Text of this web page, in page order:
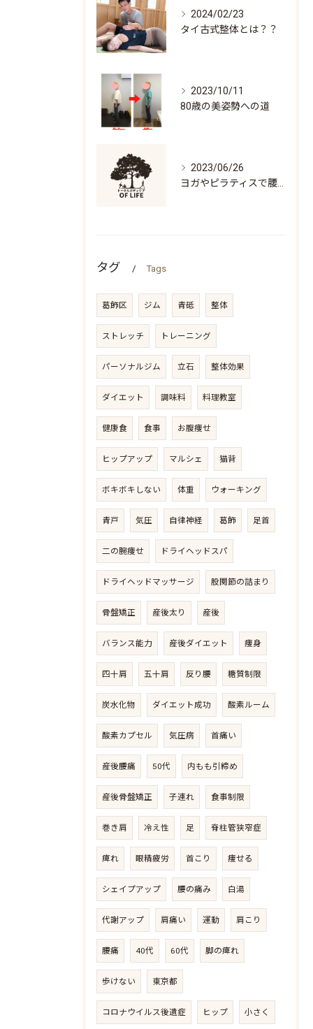
2024/02/23
タイ古式整体とは？？
2023/10/11
80歳の美姿勢への道
2023/06/26
タグ Tags
葛飾区 ジム 青砥 整体
ストレッチ トレーニング
パーソナルジム 立石 整体効果
ダイエット 調味料 料理教室
健康食 食事 お腹痩せ
ヒップアップ マルシェ 猫背
ボキボキしない 体重 ウォーキング
青戸 気圧 自律神経 葛飾 足首
二の腕痩せ ドライヘッドスパ
ドライヘッドマッサージ 股関節の詰まり
骨盤矯正 産後太り 産後
バランス能力 産後ダイエット 痩身
四十肩 五十肩 反り腰 糖質制限
炭水化物 ダイエット成功 酸素ルーム
酸素カプセル 気圧病 首痛い
産後腰痛 50代 内もも引締め
産後骨盤矯正 子連れ 食事制限
巻き肩 冷え性 足 脊柱管狭窄症
痺れ 眼精疲労 首こり 痩せる
シェイプアップ 腰の痛み 白湯
代謝アップ 肩痛い 運動 肩こり
腰痛 40代 60代 脚の痺れ
歩けない 東京都
コロナウイルス後遺症 ヒップ 小さく